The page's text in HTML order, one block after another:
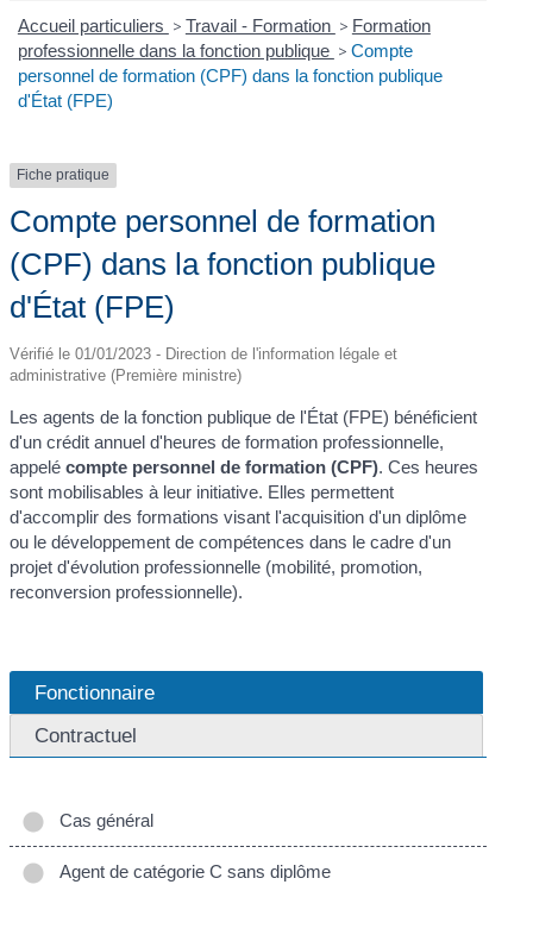
Accueil particuliers > Travail - Formation > Formation
professionnelle dans la fonction publique > Compte
personnel de formation (CPF) dans la fonction publique
d'État (FPE)
Fiche pratique
Compte personnel de formation
(CPF) dans la fonction publique
d'État (FPE)
Vérifié le 01/01/2023 - Direction de l'information légale et
administrative (Première ministre)
Les agents de la fonction publique de l'État (FPE) bénéficient
d'un crédit annuel d'heures de formation professionnelle,
appelécompte personnel de formation (CPF). Ces heures
sont mobilisables à leur initiative. Elles permettent
d'accomplir des formations visant l'acquisition d'un diplôme
ou le développement de compétences dans le cadre d'un
projet d'évolution professionnelle (mobilité, promotion,
reconversion professionnelle).
Fonctionnaire
Contractuel
Cas général
Agent de catégorie C sans diplôme